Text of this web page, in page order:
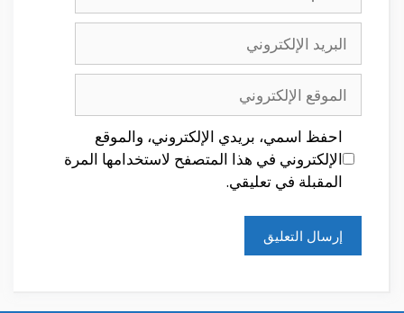
البريد
الإلكتروني
الموقع
الإلكتروني
احفظ اسمي، بريدي الإلكتروني، والموقع
الإلكتروني في هذا المتصفح لاستخدامها المرة
المقبلة في تعليقي.